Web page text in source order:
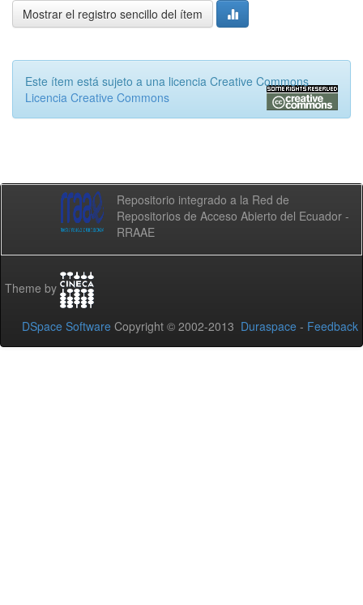
Mostrar el registro sencillo del ítem
Este ítem está sujeto a una licencia Creative Commons
Licencia Creative Commons
Repositorio integrado a la Red de
Repositorios de Acceso Abierto del Ecuador -
RRAAE
Theme by
DSpace Software Copyright © 2002-2013 Duraspace - Feedback